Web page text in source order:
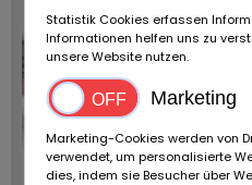
Statistik Cookies erfassen
Informationen helfen uns zu
unsere Website nutzen.
Marketing
Marketing-Cookies werden von
verwendet, um personalisierte
dies, indem sie Besucher über